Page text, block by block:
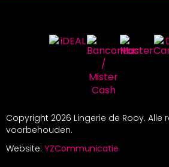
Copyright 2026 Lingerie de Rooy. Alle
voorbehouden.
Website: YZCommunicatie